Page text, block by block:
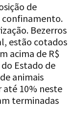
de
confinamento.
Bezerros
estão cotados
acima de R$
Estado de
animais
até 10% neste
terminadas